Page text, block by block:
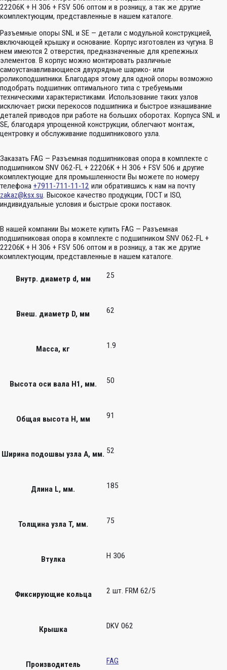
22206K + H 306 + FSV 506 оптом и в розницу, а так же другие
комплектующим, представленные в нашем каталоге.
Разъемные опоры SNL и SE — детали с модульной конструкцией,
включающей крышку и основание. Корпус изготовлен из чугуна. В
нем имеются 2 отверстия, предназначенные для крепежных
элементов. В корпус можно монтировать различные
самоустанавливающиеся двухрядные шарико- или
роликоподшипники. Благодаря этому для одной опоры возможно
подобрать подшипник оптимального типа с требуемыми
техническими характеристиками. Использование таких узлов
исключает риски перекосов подшипника и быстрое изнашивание
деталей приводов при работе на больших оборотах. Корпуса SNL и
SE, благодаря упрощенной конструкции, облегчают монтаж,
центровку и обслуживание подшипникового узла.
Заказать FAG — Разъемная подшипниковая опора в комплекте с
подшипником SNV 062-FL + 22206K + H 306 + FSV 506 и другие
комплектующие для промышленности Вы можете по номеру
телефона +7911-711-11-12 или обратившись к нам на почту
zakaz@ksx.su. Высокое качество продукции, ГОСТ и ISO,
индивидуальные условия и быстрые сроки поставок.
В нашей компании Вы можете купить FAG — Разъемная
подшипниковая опора в комплекте с подшипником SNV 062-FL +
22206K + H 306 + FSV 506 оптом и в розницу, а так же другие
комплектующим, представленные в нашем каталоге.
Внутр. диаметр d, мм 25
Внеш. диаметр D, мм 62
Масса, кг 1.9
Высота оси вала H1, мм. 50
Общая высота H, мм 91
Ширина подошвы узла А, мм. 52
Длина L, мм. 185
Толщина узла T, мм. 75
Втулка H 306
Фиксирующие кольца 2 шт. FRM 62/5
Крышка DKV 062
Производитель FAG